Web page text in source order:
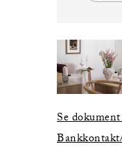
Se